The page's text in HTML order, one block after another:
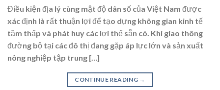
Điều kiện địa lý cùng mật độ dân số của Việt Nam được
xác định là rất thuận lợi để tạo dựng không gian kinh tế
tầm thấp và phát huy các lợi thế sẵn có. Khi giao thông
đường bộ tại các đô thị đang gặp áp lực lớn và sản xuất
nông nghiệp tập trung […]
CONTINUE READING →